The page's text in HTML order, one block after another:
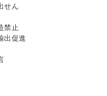
せん
禁止
出促進